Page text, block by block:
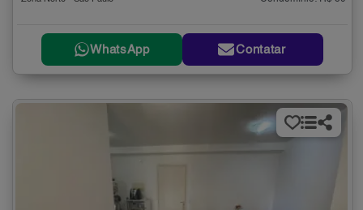
WhatsApp Contatar